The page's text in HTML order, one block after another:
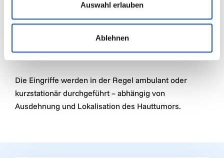
Auswahl erlauben
Ablehnen
Vollständige Entfernung des Tumors
Hautschonende chirurgische Verfahren
Ästhetisch optimierte Wundversorgung
Bei Bedarf plastisch-rekonstruktive Maßnahmen
Die Eingriffe werden in der Regel ambulant oder
kurzstationär durchgeführt – abhängig von
Ausdehnung und Lokalisation des Hauttumors.